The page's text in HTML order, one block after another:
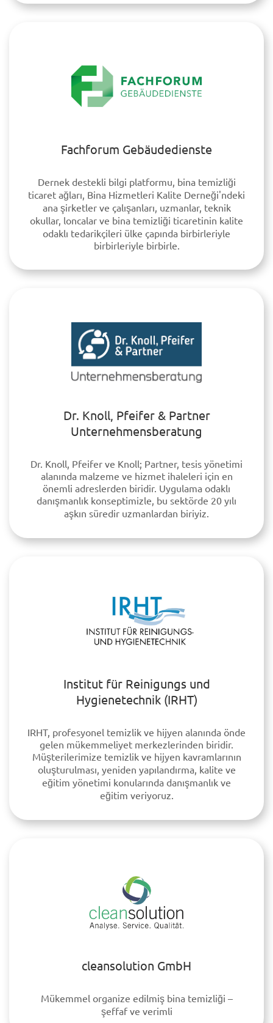
Fachforum Gebäudedienste
Dernek destekli bilgi platformu, bina temizliği
ticaret ağları, Bina Hizmetleri Kalite Derneği'ndeki
ana şirketler ve çalışanları, uzmanlar, teknik
okullar, loncalar ve bina temizliği ticaretinin kalite
odaklı tedarikçileri ülke çapında birbirleriyle
birbirleriyle birbirle.
Dr. Knoll, Pfeifer & Partner
Unternehmensberatung
Dr. Knoll, Pfeifer ve Knoll; Partner, tesis yönetimi
alanında malzeme ve hizmet ihaleleri için en
önemli adreslerden biridir. Uygulama odaklı
danışmanlık konseptimizle, bu sektörde 20 yılı
aşkın süredir uzmanlardan biriyiz.
Institut für Reinigungs und
Hygienetechnik (IRHT)
IRHT, profesyonel temizlik ve hijyen alanında önde
gelen mükemmeliyet merkezlerinden biridir.
Müşterilerimize temizlik ve hijyen kavramlarının
oluşturulması, yeniden yapılandırma, kalite ve
eğitim yönetimi konularında danışmanlık ve
eğitim veriyoruz.
cleansolution GmbH
Mükemmel organize edilmiş bina temizliği –
şeffaf ve verimli